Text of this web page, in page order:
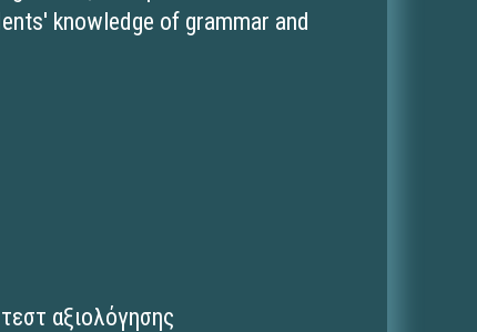
knowledge of grammar and
τεστ αξιολόγησης